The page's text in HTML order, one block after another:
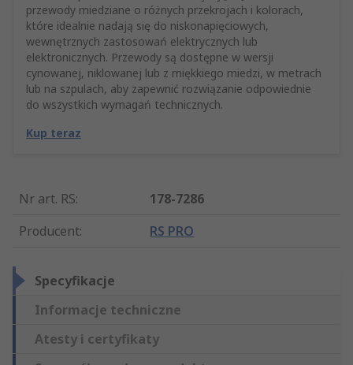
przewody miedziane o różnych przekrojach i kolorach,
które idealnie nadają się do niskonapięciowych,
wewnętrznych zastosowań elektrycznych lub
elektronicznych. Przewody są dostępne w wersji
cynowanej, niklowanej lub z miękkiego miedzi, w metrach
lub na szpulach, aby zapewnić rozwiązanie odpowiednie
do wszystkich wymagań technicznych.
Kup teraz
Nr art. RS:
178-7286
Producent: RS PRO
Specyfikacje
Informacje techniczne
Atesty i certyfikaty